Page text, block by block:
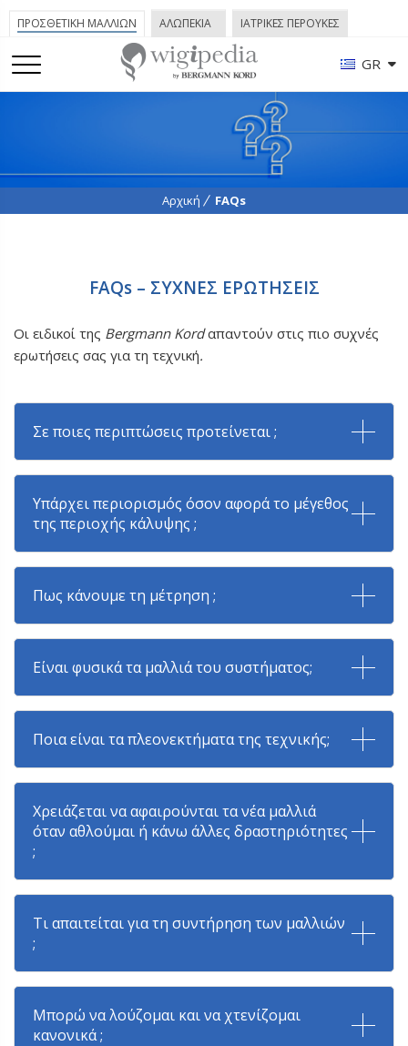
GR
ΠΡΟΣΘΕΤΙΚΗ ΜΑΛΛΙΩΝ ΑΛΩΠΕΚΙΑ ΙΑΤΡΙΚΕΣ ΠΕΡΟΥΚΕΣ
Αρχική FAQs
FAQs – ΣΥΧΝΕΣ ΕΡΩΤΗΣΕΙΣ
Οι ειδικοί της Bergmann Kordαπαντούν στις πιο συχνές
ερωτήσεις σας για τη τεχνική.
Σε ποιες περιπτώσεις προτείνεται ;
Υπάρχει περιορισμός όσον αφορά το μέγεθος
της περιοχής κάλυψης ;
Πως κάνουμε τη μέτρηση ;
Είναι φυσικά τα μαλλιά του συστήματος;
Ποια είναι τα πλεονεκτήματα της τεχνικής;
Χρειάζεται να αφαιρούνται τα νέα μαλλιά
όταν αθλούμαι ή κάνω άλλες δραστηριότητες
;
Τι απαιτείται για τη συντήρηση των μαλλιών
;
Μπορώ να λούζομαι και να χτενίζομαι
κανονικά ;